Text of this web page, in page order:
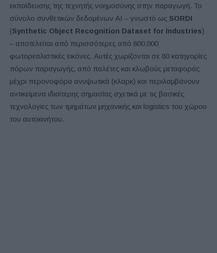
εκπαίδευσης της τεχνητής νοημοσύνης στην παραγωγή. Το
σύνολο συνθετικών δεδομένων AI – γνωστό ως SORDI
(Synthetic Object Recognition Dataset for Industries)
– αποτελείται από περισσότερες από 800.000
φωτορεαλιστικές εικόνες. Αυτές χωρίζονται σε 80 κατηγορίες
πόρων παραγωγής, από παλέτες και κλωβούς μεταφοράς
μέχρι περονοφόρα ανυψωτικά (κλαρκ) και περιλαμβάνουν
αντικείμενα ιδιαίτερης σημασίας σχετικά με τις βασικές
τεχνολογίες των τμημάτων μηχανικής και logistics του χώρου
του αυτοκινήτου.